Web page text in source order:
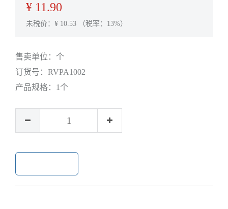
¥ 11.90
未税价：¥ 10.53 （税率：13%）
售卖单位： 个
订货号： RVPA1002
产品规格： 1个